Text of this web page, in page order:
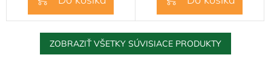
ZOBRAZIŤ VŠETKY SÚVISIACE PRODUKTY